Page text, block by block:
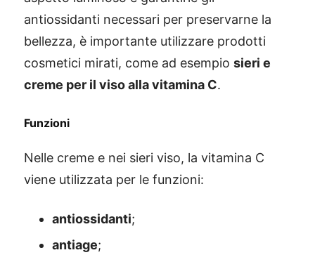
antiossidanti necessari per preservarne la
bellezza, è importante utilizzare prodotti
cosmetici mirati, come ad esempio sieri e
creme per il viso alla vitamina C.
Funzioni
Nelle creme e nei sieri viso, la vitamina C
viene utilizzata per le funzioni:
antiossidanti;
antiage;